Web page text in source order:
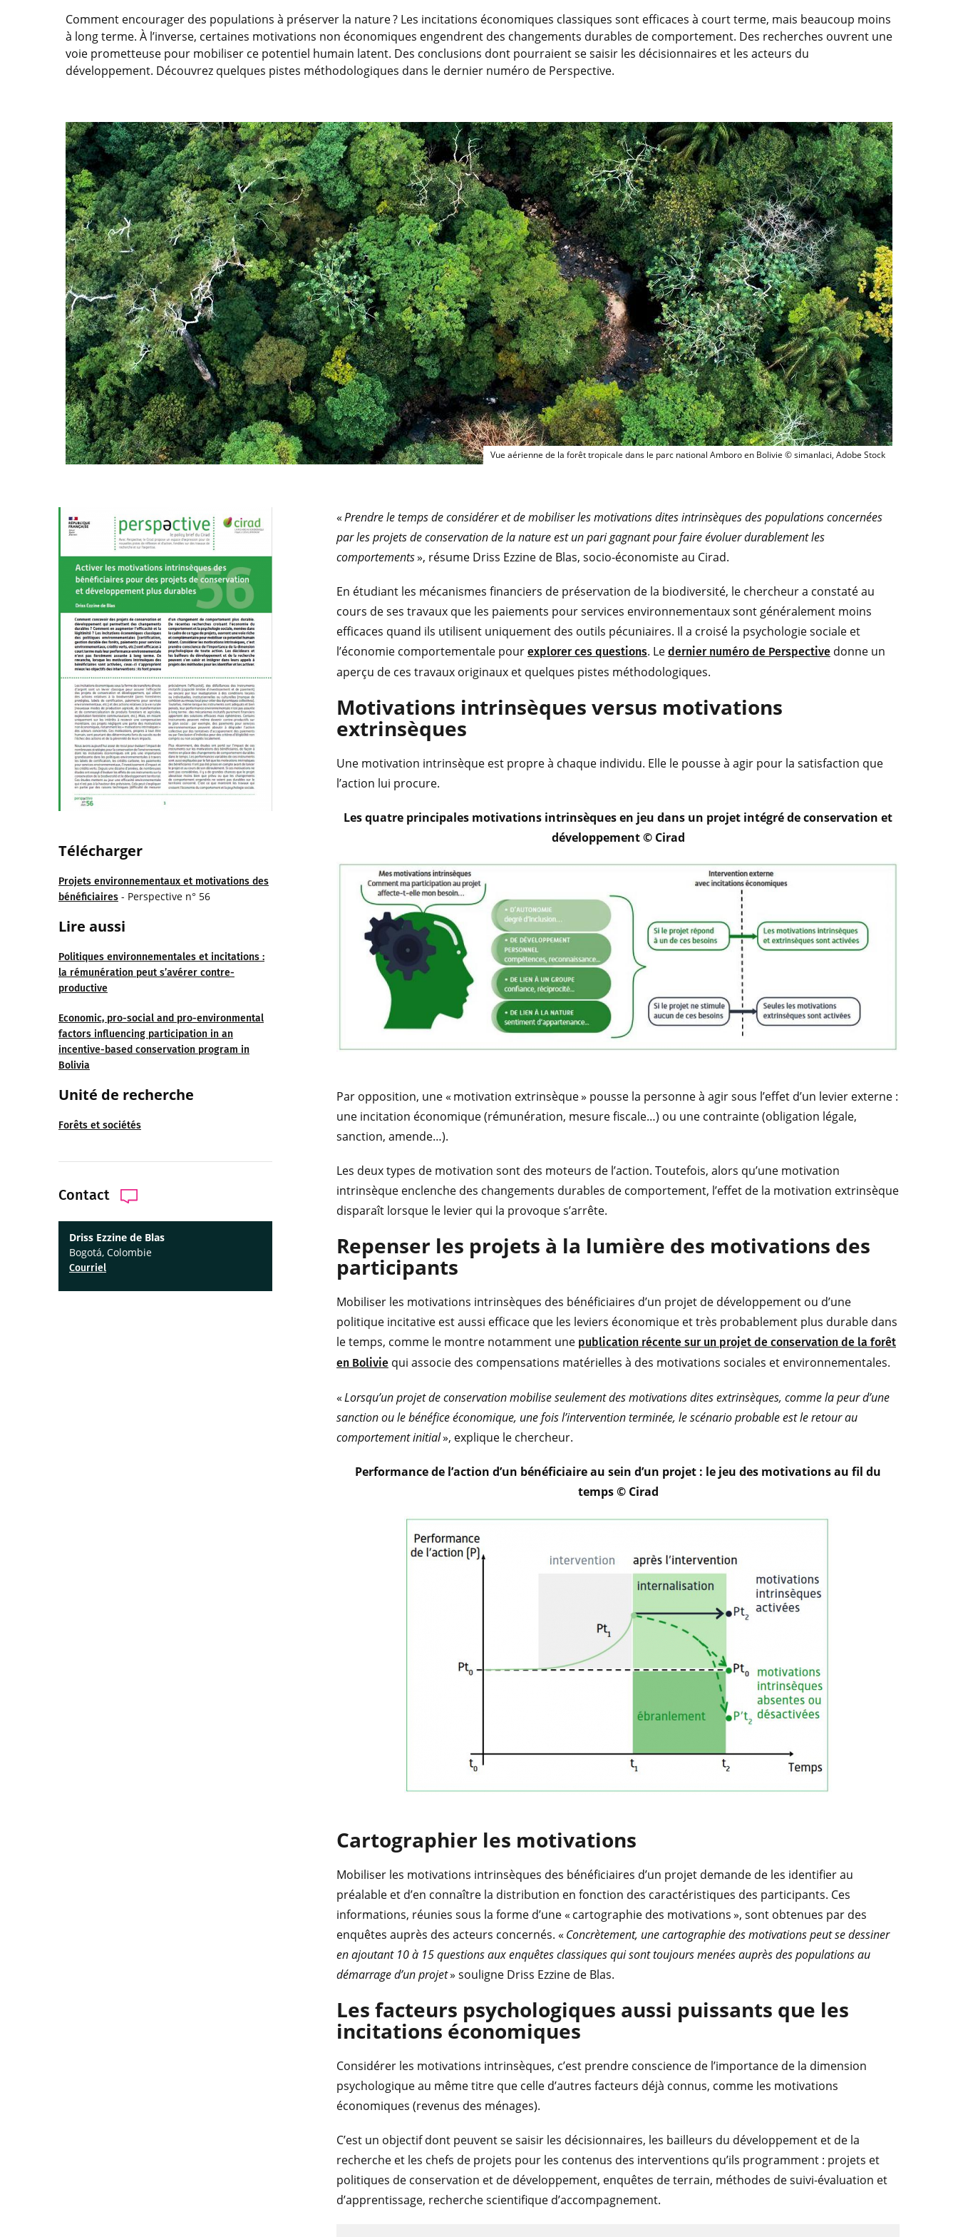
Comment encourager des populations à préserver la nature ? Les incitations économiques classiques sont efficaces à court terme, mais beaucoup moins
à long terme. À l’inverse, certaines motivations non économiques engendrent des changements durables de comportement. Des recherches ouvrent une
voie prometteuse pour mobiliser ce potentiel humain latent. Des conclusions dont pourraient se saisir les décisionnaires et les acteurs du
développement. Découvrez quelques pistes méthodologiques dans le dernier numéro de Perspective.
Vue aérienne de la forêt tropicale dans le parc national Amboro en
Vue aérienne de la forêt tropicale dans le parc national Amboro en Bolivie © simanlaci, Adobe Stock
Télécharger
Projets environnementaux et motivations des
bénéficiaires - Perspective n° 56
Lire aussi
Politiques environnementales et incitations :
la rémunération peut s’avérer contre-
productive
Economic, pro-social and pro-environmental
factors influencing participation in an
incentive-based conservation program in
Bolivia
Unité de recherche
Forêts et sociétés
Contact
Driss Ezzine de Blas
Bogotá, Colombie
Courriel
«Prendre le temps de considérer et de mobiliser les motivations dites intrinsèques des populations concernées
par les projets de conservation de la nature est un pari gagnant pour faire évoluer durablement les
comportements», résume Driss Ezzine de Blas, socio-économiste au Cirad.
En étudiant les mécanismes financiers de préservation de la biodiversité, le chercheur a constaté au
cours de ses travaux que les paiements pour services environnementaux sont généralement moins
efficaces quand ils utilisent uniquement des outils pécuniaires. Il a croisé la psychologie sociale et
l’économie comportementale pour explorer ces questions. Le dernier numéro de Perspective donne un
aperçu de ces travaux originaux et quelques pistes méthodologiques.
Motivations intrinsèques versus motivations
extrinsèques
Une motivation intrinsèque est propre à chaque individu. Elle le pousse à agir pour la satisfaction que
l’action lui procure.
Les quatre principales motivations intrinsèques en jeu dans un projet intégré de conservation et
développement © Cirad
Par opposition, une « motivation extrinsèque » pousse la personne à agir sous l’effet d’un levier externe :
une incitation économique (rémunération, mesure fiscale…) ou une contrainte (obligation légale,
sanction, amende…).
Les deux types de motivation sont des moteurs de l’action. Toutefois, alors qu’une motivation
intrinsèque enclenche des changements durables de comportement, l’effet de la motivation extrinsèque
disparaît lorsque le levier qui la provoque s’arrête.
Repenser les projets à la lumière des motivations des
participants
Mobiliser les motivations intrinsèques des bénéficiaires d’un projet de développement ou d’une
politique incitative est aussi efficace que les leviers économique et très probablement plus durable dans
le temps, comme le montre notamment une publication récente sur un projet de conservation de la forêt
en Bolivie qui associe des compensations matérielles à des motivations sociales et environnementales.
«Lorsqu’un projet de conservation mobilise seulement des motivations dites extrinsèques, comme la peur d’une
sanction ou le bénéfice économique, une fois l’intervention terminée, le scénario probable est le retour au
comportement initial», explique le chercheur.
Performance de l’action d’un bénéficiaire au sein d’un projet : le jeu des motivations au fil du
temps © Cirad
Cartographier les motivations
Mobiliser les motivations intrinsèques des bénéficiaires d’un projet demande de les identifier au
préalable et d’en connaître la distribution en fonction des caractéristiques des participants. Ces
informations, réunies sous la forme d’une « cartographie des motivations », sont obtenues par des
enquêtes auprès des acteurs concernés. « Concrètement, une cartographie des motivations peut se dessiner
en ajoutant 10 à 15 questions aux enquêtes classiques qui sont toujours menées auprès des populations au
démarrage d’un projet» souligne Driss Ezzine de Blas.
Les facteurs psychologiques aussi puissants que les
incitations économiques
Considérer les motivations intrinsèques, c’est prendre conscience de l’importance de la dimension
psychologique au même titre que celle d’autres facteurs déjà connus, comme les motivations
économiques (revenus des ménages).
C’est un objectif dont peuvent se saisir les décisionnaires, les bailleurs du développement et de la
recherche et les chefs de projets pour les contenus des interventions qu’ils programment : projets et
politiques de conservation et de développement, enquêtes de terrain, méthodes de suivi-évaluation et
d’apprentissage, recherche scientifique d’accompagnement.